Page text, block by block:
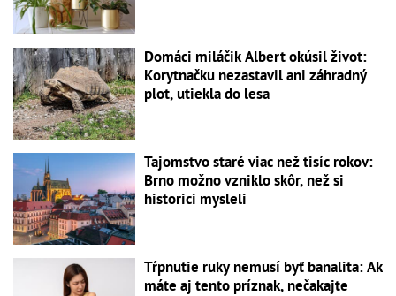
Domáci miláčik Albert okúsil život:
Korytnačku nezastavil ani záhradný
plot, utiekla do lesa
Tajomstvo staré viac než tisíc rokov:
Brno možno vzniklo skôr, než si
historici mysleli
Tŕpnutie ruky nemusí byť banalita: Ak
máte aj tento príznak, nečakajte